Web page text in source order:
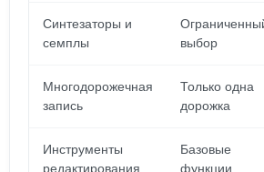
Синтезаторы и
семплы
выбор
Многодорожечная
запись
Только одна
дорожка
Инструменты
редактирования
Базовые
функции